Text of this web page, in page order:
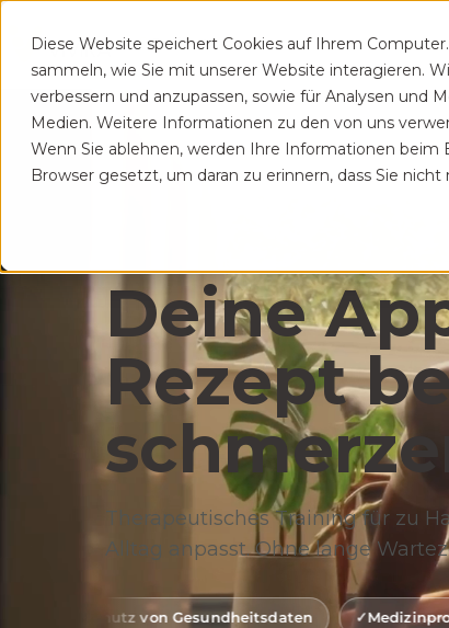
Diese Website speichert Cookies auf Ihrem
sammeln, wie Sie mit unserer Website interagieren.
verbessern und anzupassen, sowie für Analysen und
Medien. Weitere Informationen zu den von uns
Wenn Sie ablehnen, werden Ihre Informationen beim
Browser gesetzt, um daran zu erinnern, dass Sie
Patient Praxis
Deine
Rezept
schmerzen
Therapeutisches Training für zu
Alltag anpasst. Ohne lange
Gesundheitsdaten Medizinprodukt Klasse 1